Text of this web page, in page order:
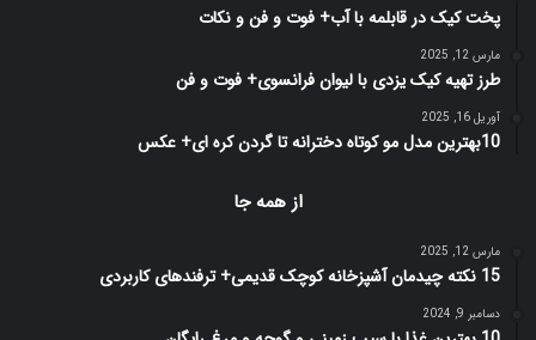
پخت کیک در قابلمه با آب+ فوت و فن و نکات
مارس 12, 2025
طرز تهیه کیک یزدی با لیوان فرانسوی+ فوت و فن
آوریل 16, 2025
10بهترین مدل مو کوتاه دخترانه تا گردن کره ای+ عکس
از همه جا
مارس 12, 2025
15 نکته چیدمان آشپزخانه کوچک قدیمی+ ترفندهای کاربردی
دسامبر 9, 2024